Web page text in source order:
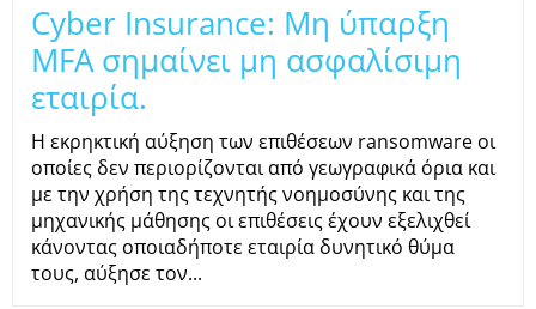
Cyber Insurance: Μη ύπαρξη
MFA σημαίνει μη ασφαλίσιμη
εταιρία.
H εκρηκτική αύξηση των επιθέσεων ransomware οι
οποίες δεν περιορίζονται από γεωγραφικά όρια και
με την χρήση της τεχνητής νοημοσύνης και της
μηχανικής μάθησης οι επιθέσεις έχουν εξελιχθεί
κάνοντας οποιαδήποτε εταιρία δυνητικό θύμα
τους, αύξησε τον...